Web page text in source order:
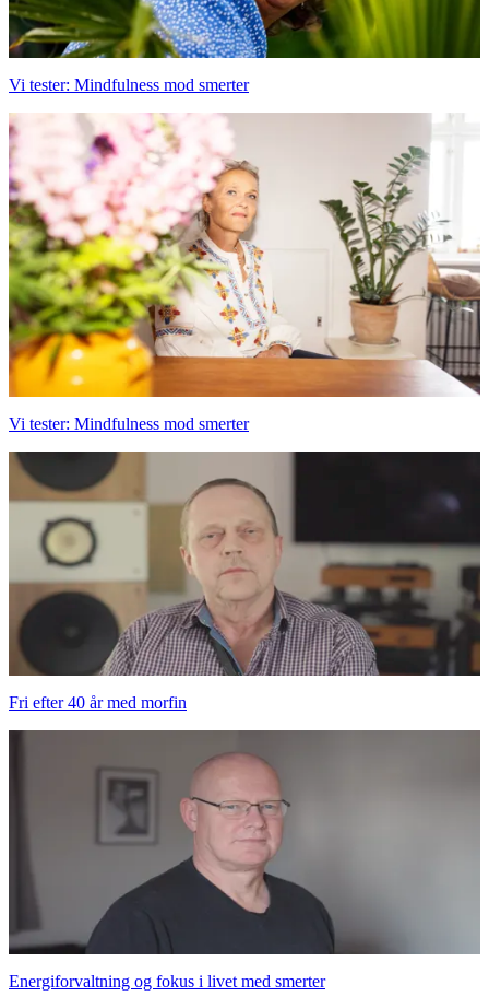
Vi tester: Mindfulness mod smerter
Vi tester: Mindfulness mod smerter
Fri efter 40 år med morfin
Energiforvaltning og fokus i livet med smerter